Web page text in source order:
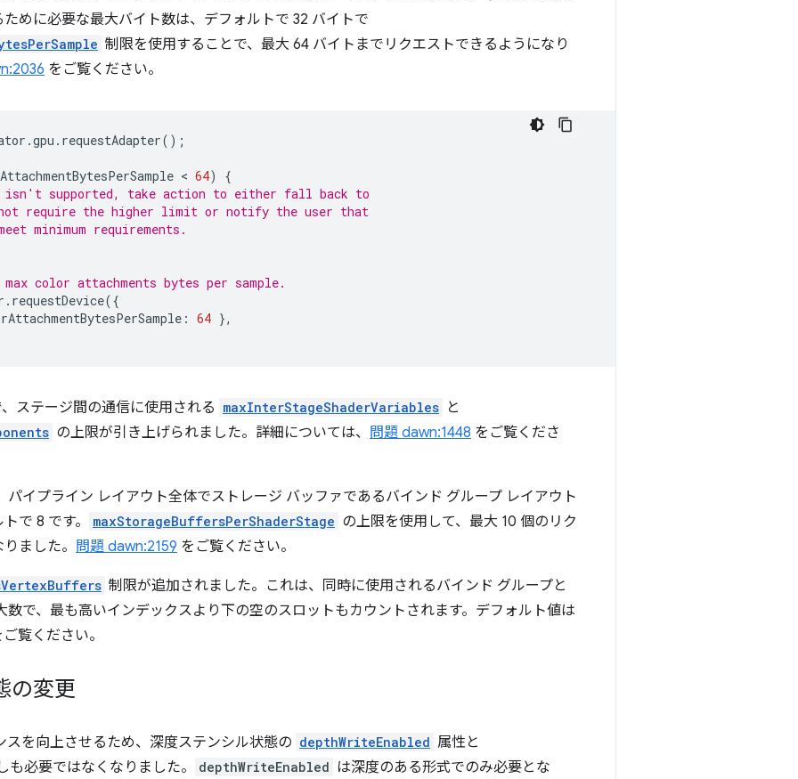
めに必要な最大バイト数は、デフォルトで 32 バイトで
制限を使用することで、最大 64 バイトまでリクエストできるようになり
をご覧ください。
.gpu . requestAdapter();
< 64)
{
isn't supported, take action to either fall back to
require the higher limit or notify the user that
minimum requirements.
color attachments bytes per sample.
. requestDevice({
: 64 },
ステージ間の通信に使用される maxInterStageShaderVariables と
の上限が引き上げられました。詳細については、 問題 dawn:1448 をご覧くださ
イプライン レイアウト全体でストレージ バッファであるバインド グループ レイアウト
で 8 です。
maxStorageBuffersPerShaderStage の上限を使用して、最大 10 個のリク
ました。 問題 dawn:2159 をご覧ください。
制限が追加されました。これは、同時に使用されるバインド グループと
数で、最も高いインデックスより下の空のスロットもカウントされます。デフォルト値は
覧ください。
の変更
スを向上させるため、深度ステンシル状態の depthWriteEnabled 属性と
必要ではなくなりました。
depthWriteEnabled は深度のある形式でのみ必要とな